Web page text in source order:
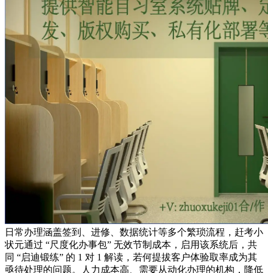
日常办理涵盖签到、进修、数据统计等多个繁琐流程，赶考小
状元通过 “尺度化办事包” 无效节制成本，启用该系统后，共
同 “启迪锻练” 的 1 对 1 解读，若何提拔客户体验取率成为其
亟待处理的问题。人力成本高、需要从动化办理的机构，降低